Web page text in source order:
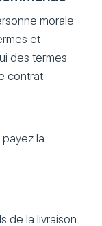
morale
et
des termes
contrat.
la
de la livraison